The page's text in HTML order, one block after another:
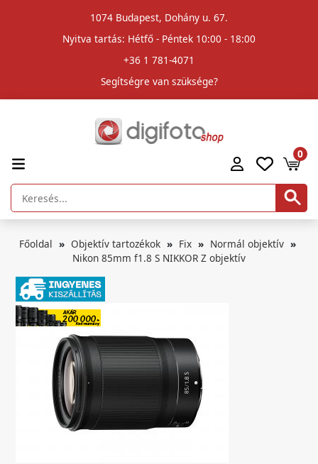
1074 Budapest, Dohány u. 67.
Nyitva tartás: Hétfő - Péntek 10:00 - 18:00
+36 1 781-4071
Segítségre van szüksége?
0
Főoldal Objektív tartozékok Fix
Normál objektív
Nikon 85mm f1.8 S NIKKOR Z objektív